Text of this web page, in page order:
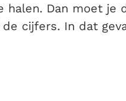
halen. Dan moet je
cijfers. In dat